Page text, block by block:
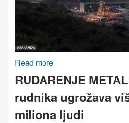
Read more
resursima
RUDARENJE
rudnika ugrožava
miliona ljudi